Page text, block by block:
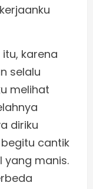
karena
selalu
melihat
diriku
cantik
yang manis.